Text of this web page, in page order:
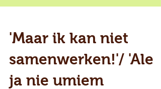
'Maar ik kan niet
samenwerken!'/ 'Ale
ja nie umiem